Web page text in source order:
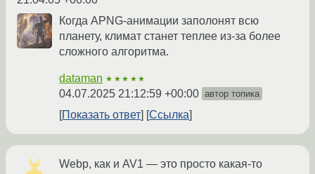
Когда APNG-анимации заполонят всю
планету, климат станет теплее из-за более
сложного алгоритма.
dataman ★★★★★
04.07.2025 21:12:59 +00:00 автор топика
Показать ответ Ссылка
Webp, как и AV1 — это просто какая-то